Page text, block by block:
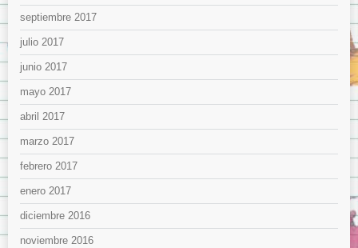
septiembre 2017
julio 2017
junio 2017
mayo 2017
abril 2017
marzo 2017
febrero 2017
enero 2017
diciembre 2016
noviembre 2016